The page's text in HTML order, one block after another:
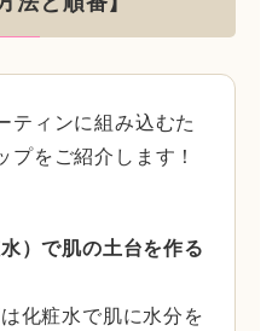
ティンに組み込むた
をご紹介します！
）で肌の土台を作る
化粧水で肌に水分を